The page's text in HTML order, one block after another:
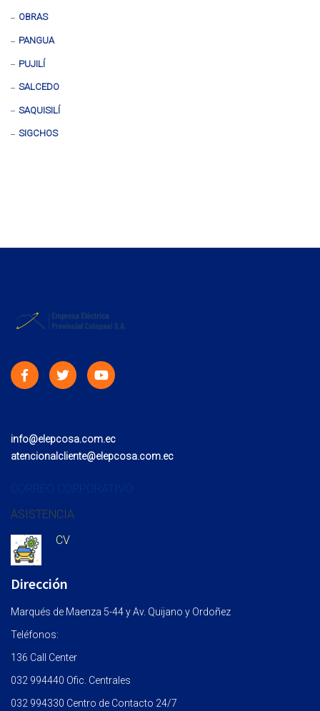
OBRAS
PANGUA
PUJILÍ
SALCEDO
SAQUISILÍ
SIGCHOS
info@elepcosa.com.ec
atencionalcliente@elepcosa.com.ec
ASISTENCIA
CV
Dirección
Marqués de Maenza 5-44 y Av. Quijano y Ordoñez
Teléfonos:
136 Call Center
032 994440 Ofic. Centrales
032 994330 Centro de Contacto 24/7